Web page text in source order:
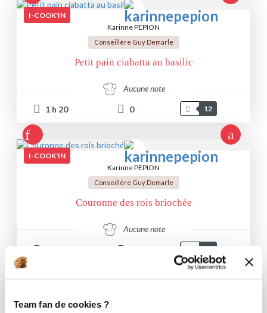
Team fan de cookies ?
I-COOK'IN
Karinne PEPION
Conseillère Guy Demarle
Petit pain ciabatta au basilic
Aucune note
1 h 20 0 12
I-COOK'IN
Karinne PEPION
Conseillère Guy Demarle
Couronne des rois briochée
Aucune note
19
Karinne PEPION